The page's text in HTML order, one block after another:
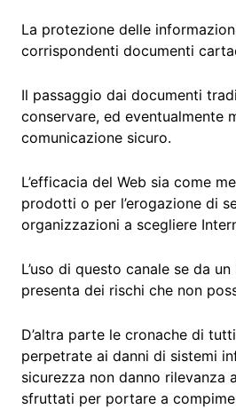
La protezione delle
corrispondenti documenti
Il passaggio dai documenti
conservare, ed eventualmente
comunicazione sicuro.
L’efficacia del Web sia come
prodotti o per l’erogazione di
organizzazioni a scegliere
L’uso di questo canale se da
presenta dei rischi che non
D’altra parte le cronache di
perpetrate ai danni di sistemi
sicurezza non danno
sfruttati per portare a